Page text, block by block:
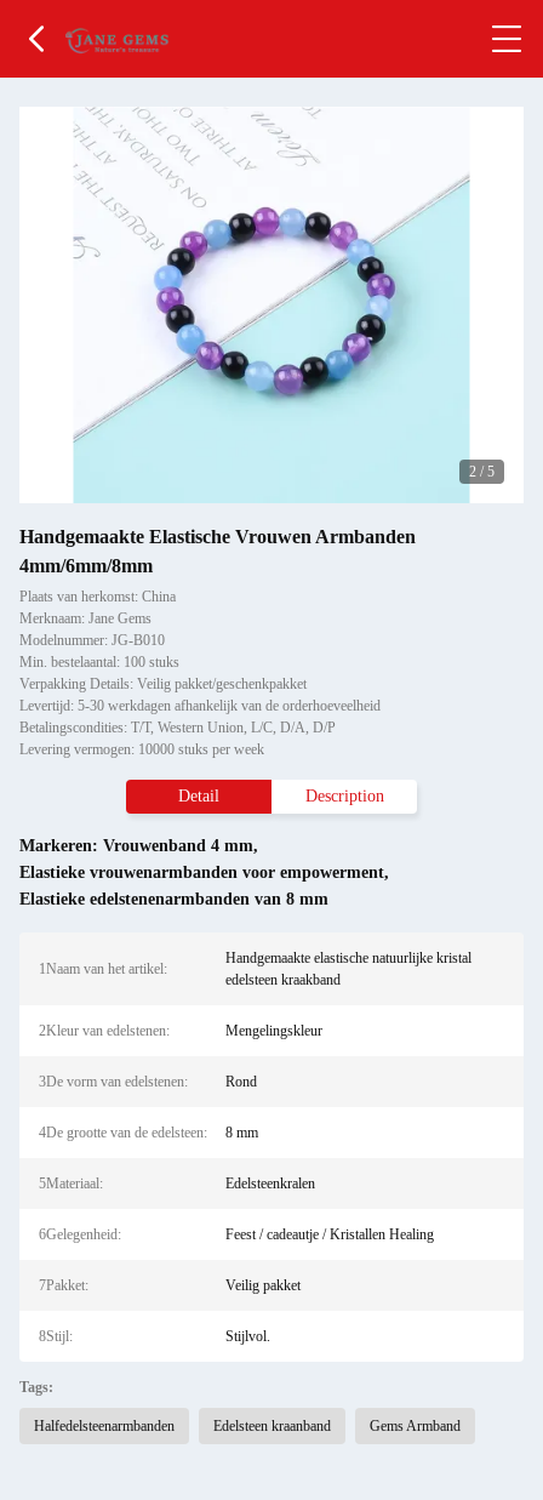
2 / 5
Handgemaakte Elastische Vrouwen Armbanden
4mm/6mm/8mm
Plaats van herkomst: China
Merknaam: Jane Gems
Modelnummer: JG-B010
Min. bestelaantal: 100 stuks
Verpakking Details: Veilig pakket/geschenkpakket
Levertijd: 5-30 werkdagen afhankelijk van de orderhoeveelheid
Betalingscondities: T/T, Western Union, L/C, D/A, D/P
Levering vermogen: 10000 stuks per week
Detail Description
Markeren: Vrouwenband 4 mm,
Elastieke vrouwenarmbanden voor empowerment,
Elastieke edelstenenarmbanden van 8 mm
1Naam van het artikel:
Handgemaakte elastische natuurlijke kristal
edelsteen kraakband
2Kleur van edelstenen: Mengelingskleur
3De vorm van edelstenen: Rond
4De grootte van de edelsteen: 8 mm
5Materiaal: Edelsteenkralen
6Gelegenheid: Feest / cadeautje / Kristallen Healing
7Pakket: Veilig pakket
8Stijl: Stijlvol.
Tags:
Halfedelsteenarmbanden Edelsteen kraanband Gems Armband